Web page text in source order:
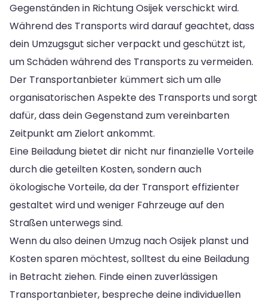
Gegenständen in Richtung Osijek verschickt wird.
Während des Transports wird darauf geachtet, dass
dein Umzugsgut sicher verpackt und geschützt ist,
um Schäden während des Transports zu vermeiden.
Der Transportanbieter kümmert sich um alle
organisatorischen Aspekte des Transports und sorgt
dafür, dass dein Gegenstand zum vereinbarten
Zeitpunkt am Zielort ankommt.
Eine Beiladung bietet dir nicht nur finanzielle Vorteile
durch die geteilten Kosten, sondern auch
ökologische Vorteile, da der Transport effizienter
gestaltet wird und weniger Fahrzeuge auf den
Straßen unterwegs sind.
Wenn du also deinen Umzug nach Osijek planst und
Kosten sparen möchtest, solltest du eine Beiladung
in Betracht ziehen. Finde einen zuverlässigen
Transportanbieter, bespreche deine individuellen